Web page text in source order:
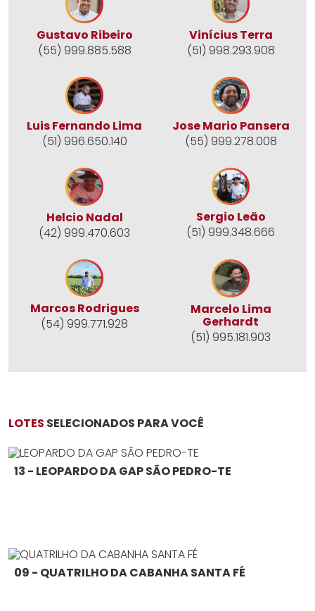
Gustavo Ribeiro
(55) 999.885.588
Vinícius Terra
(51) 998.293.908
Luis Fernando Lima
(51) 996.650.140
Jose Mario Pansera
(55) 999.278.008
Helcio Nadal
(42) 999.470.603
Sergio Leão
(51) 999.348.666
Marcos Rodrigues
(54) 999.771.928
Marcelo Lima
Gerhardt
(51) 995.181.903
LOTES SELECIONADOS PARA VOCÊ
13 - LEOPARDO DA GAP SÃO PEDRO-TE
09 - QUATRILHO DA CABANHA SANTA FÉ